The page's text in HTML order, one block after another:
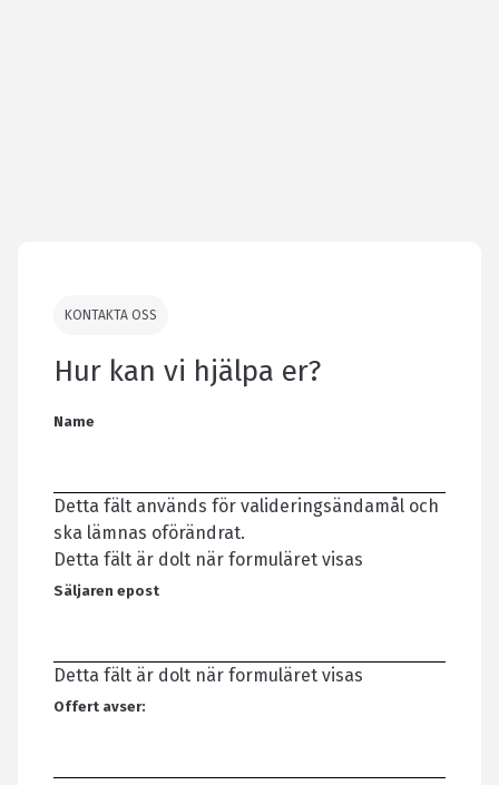
KONTAKTA OSS
Hur kan vi hjälpa er?
Name
Detta fält används för valideringsändamål och
ska lämnas oförändrat.
Detta fält är dolt när formuläret visas
Säljaren epost
Detta fält är dolt när formuläret visas
Offert avser: